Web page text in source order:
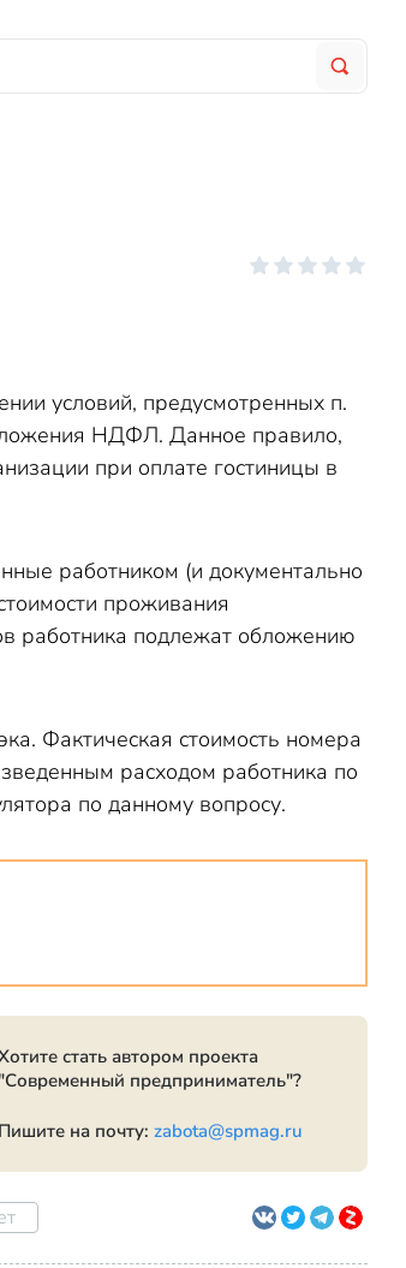
условий, предусмотренных п.
НДФЛ. Данное правило,
при оплате гостиницы в
работником (и документально
проживания
работника подлежат обложению
Фактическая стоимость номера
расходом работника по
по данному вопросу.
стать автором проекта
"Современный предприниматель"?
Пишите на почту:zabota@spmag.ru